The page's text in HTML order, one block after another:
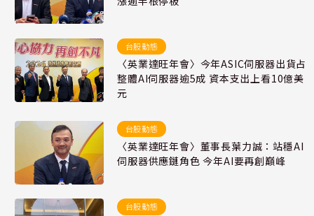
台股動態
〈英業達旺年會〉今年ASIC伺服器出貨占
整體AI伺服器逾5成 資本支出上看10億美
元
台股動態
〈英業達旺年會〉董事長葉力誠：站穩AI
伺服器供應鏈角色 今年AI要再創巔峰
台股動態